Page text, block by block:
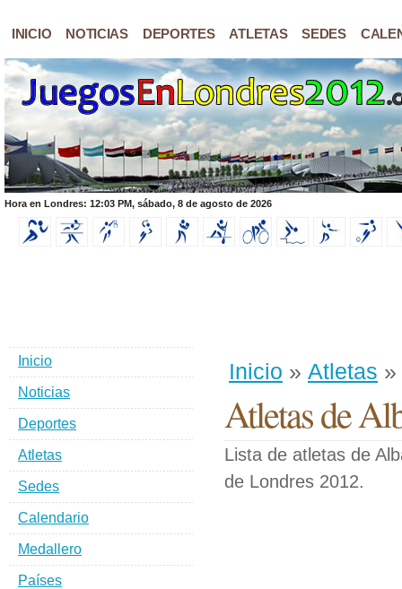
INICIO NOTICIAS DEPORTES ATLETAS SEDES
Hora en Londres: 12:03 PM, sábado, 8 de agosto de 2026
Inicio » Atletas »
Atletas de
Lista de atletas de
de Londres 2012.
Inicio
Noticias
Deportes
Atletas
Sedes
Calendario
Medallero
Países